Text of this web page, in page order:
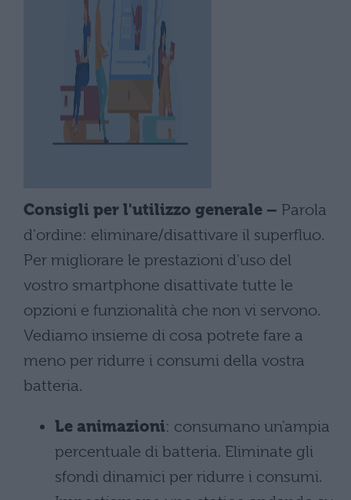
Consigli per l'utilizzo generale – Parola
d'ordine: eliminare/disattivare il superfluo.
Per migliorare le prestazioni d'uso del
vostro smartphone disattivate tutte le
opzioni e funzionalità che non vi servono.
Vediamo insieme di cosa potrete fare a
meno per ridurre i consumi della vostra
batteria.
Le animazioni: consumano un'ampia
percentuale di batteria. Eliminate gli
sfondi dinamici per ridurre i consumi.